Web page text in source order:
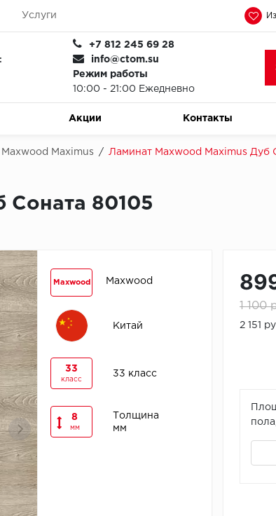
Услуги
+7 812 245 69 28
info@ctom.su
Режим работы
10:00 - 21:00 Ежедневно
Акции Контакты
Maximus / Ламинат Maxwood Maximus Дуб
Соната 80105
Maxwood Maxwood
Китай
33
класс
33 класс
8
мм
Толщина
мм
1 100
2 151